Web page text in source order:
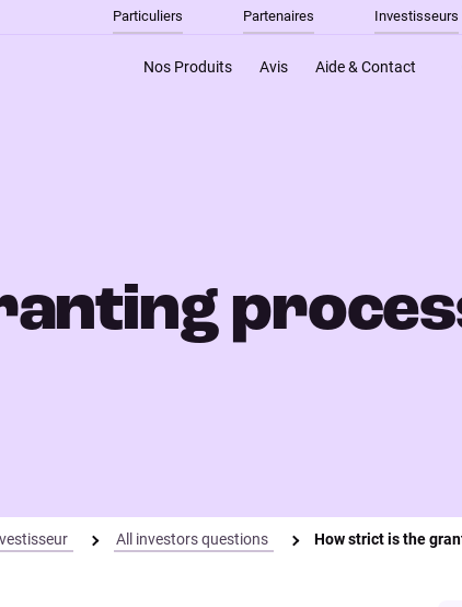
Particuliers Partenaires Investisseurs
Nos Produits Avis Aide & Contact
All investors questions How strict is the